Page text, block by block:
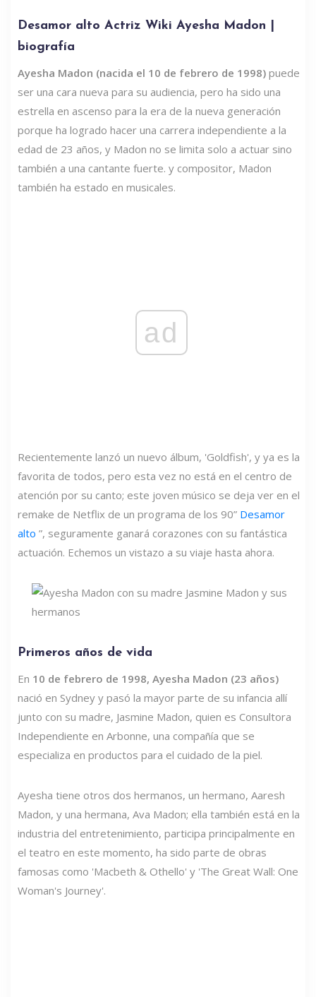
Desamor alto Actriz Wiki Ayesha Madon |
biografía
Ayesha Madon (nacida el 10 de febrero de 1998) puede
ser una cara nueva para su audiencia, pero ha sido una
estrella en ascenso para la era de la nueva generación
porque ha logrado hacer una carrera independiente a la
edad de 23 años, y Madon no se limita solo a actuar sino
también a una cantante fuerte. y compositor, Madon
también ha estado en musicales.
ad
Recientemente lanzó un nuevo álbum, 'Goldfish', y ya es la
favorita de todos, pero esta vez no está en el centro de
atención por su canto; este joven músico se deja ver en el
remake de Netflix de un programa de los 90” Desamor
alto ”, seguramente ganará corazones con su fantástica
actuación. Echemos un vistazo a su viaje hasta ahora.
Primeros años de vida
En 10 de febrero de 1998, Ayesha Madon (23 años)
nació en Sydney y pasó la mayor parte de su infancia allí
junto con su madre, Jasmine Madon, quien es Consultora
Independiente en Arbonne, una compañía que se
especializa en productos para el cuidado de la piel.
Ayesha tiene otros dos hermanos, un hermano, Aaresh
Madon, y una hermana, Ava Madon; ella también está en la
industria del entretenimiento, participa principalmente en
el teatro en este momento, ha sido parte de obras
famosas como 'Macbeth & Othello' y 'The Great Wall: One
Woman's Journey'.